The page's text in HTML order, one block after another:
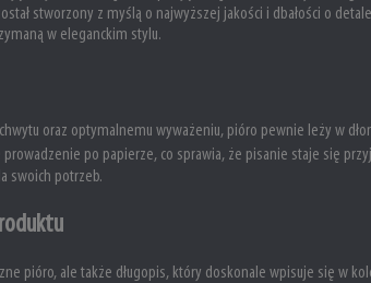
stworzony z myślą o najwyższej jakości i dbałości o
w eleganckim stylu.
oraz optymalnemu wyważeniu, pióro pewnie leży w
po papierze, co sprawia, że pisanie staje się
swoich potrzeb.
pióro, ale także długopis, który doskonale wpisuje się w